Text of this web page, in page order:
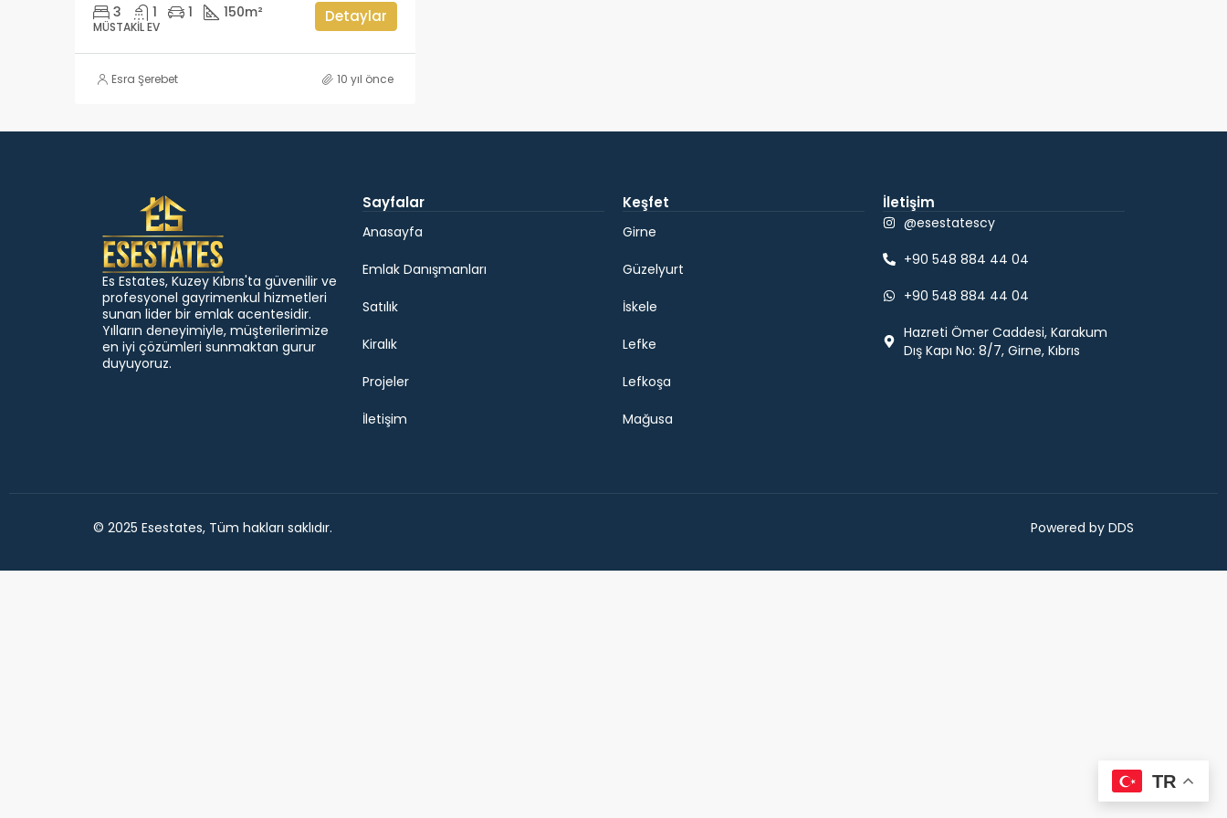
3 1 1 150m²
MÜSTAKIL EV
Detaylar
Esra Şerebet 10 yıl önce
Es Estates, Kuzey Kıbrıs'ta güvenilir ve
profesyonel gayrimenkul hizmetleri
sunan lider bir emlak acentesidir.
Yılların deneyimiyle, müşterilerimize
en iyi çözümleri sunmaktan gurur
duyuyoruz.
Sayfalar
Anasayfa
Emlak Danışmanları
Satılık
Kiralık
Projeler
İletişim
Keşfet
Girne
Güzelyurt
İskele
Lefke
Lefkoşa
Mağusa
İletişim
@esestatescy
+90 548 884 44 04
+90 548 884 44 04
Hazreti Ömer Caddesi, Karakum
Dış Kapı No: 8/7, Girne, Kıbrıs
© 2025 Esestates, Tüm hakları saklıdır. Powered by DDS
TR